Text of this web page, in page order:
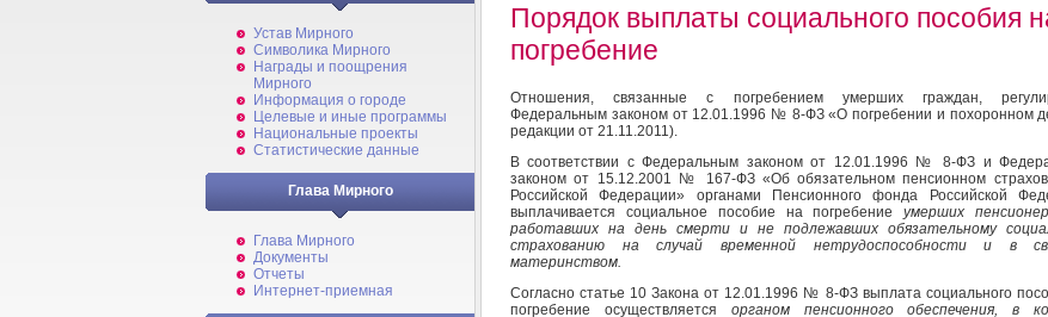
Устав Мирного
Символика Мирного
Награды и поощрения
Мирного
Информация о городе
Целевые и иные программы
Национальные проекты
Статистические данные
Глава Мирного
Глава Мирного
Документы
Отчеты
Интернет-приемная
Порядок выплаты социального пособия
погребение
Отношения, связанные с погребением умерших граждан,
Федеральным законом от 12.01.1996 № 8-ФЗ «О погребении и похоронном
редакции от 21.11.2011).
В соответствии с Федеральным законом от 12.01.1996 № 8-ФЗ и
законом от 15.12.2001 № 167-ФЗ «Об обязательном пенсионном
Российской Федерации» органами Пенсионного фонда Российской
выплачивается социальное пособие на погребениеумерших
работавших на день смерти и не подлежавших обязательному
страхованию на случай временной нетрудоспособности и в
материнством.
Согласно статье 10 Закона от 12.01.1996 № 8-ФЗ выплата социального
погребение осуществляется органом пенсионного обеспечения, в